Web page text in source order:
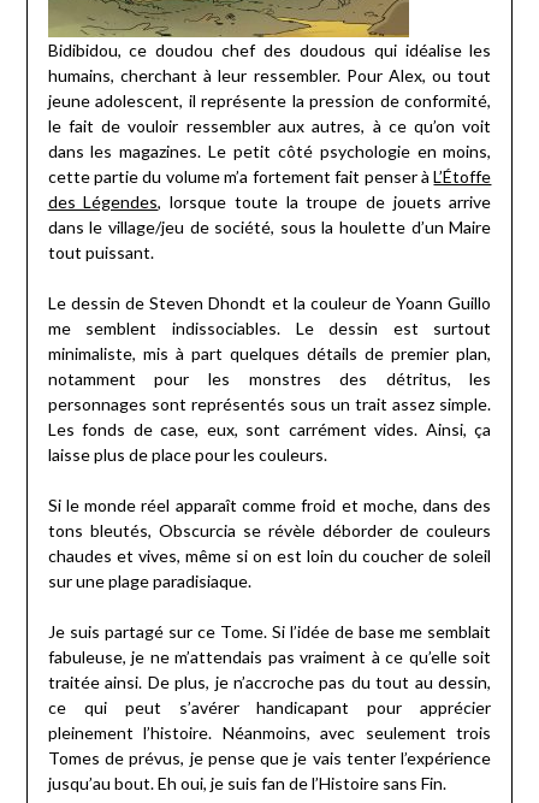
Bidibidou, ce doudou chef des doudous qui idéalise les
humains, cherchant à leur ressembler. Pour Alex, ou tout
jeune adolescent, il représente la pression de conformité,
le fait de vouloir ressembler aux autres, à ce qu’on voit
dans les magazines. Le petit côté psychologie en moins,
cette partie du volume m’a fortement fait penser àL’Étoffe
des Légendes, lorsque toute la troupe de jouets arrive
dans le village/jeu de société, sous la houlette d’un Maire
tout puissant.
Le dessin de Steven Dhondt et la couleur de Yoann Guillo
me semblent indissociables. Le dessin est surtout
minimaliste, mis à part quelques détails de premier plan,
notamment pour les monstres des détritus, les
personnages sont représentés sous un trait assez simple.
Les fonds de case, eux, sont carrément vides. Ainsi, ça
laisse plus de place pour les couleurs.
Si le monde réel apparaît comme froid et moche, dans des
tons bleutés, Obscurcia se révèle déborder de couleurs
chaudes et vives, même si on est loin du coucher de soleil
sur une plage paradisiaque.
Je suis partagé sur ce Tome. Si l’idée de base me semblait
fabuleuse, je ne m’attendais pas vraiment à ce qu’elle soit
traitée ainsi. De plus, je n’accroche pas du tout au dessin,
ce qui peut s’avérer handicapant pour apprécier
pleinement l’histoire. Néanmoins, avec seulement trois
Tomes de prévus, je pense que je vais tenter l’expérience
jusqu’au bout. Eh oui, je suis fan de l’Histoire sans Fin.